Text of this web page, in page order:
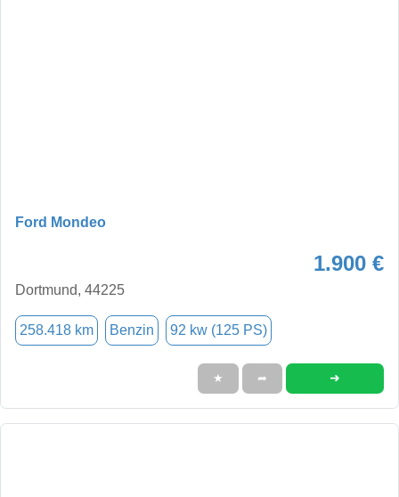
Ford Mondeo
1.900 €
Dortmund, 44225
258.418 km Benzin 92 kw (125 PS)
★ ➦ ➜